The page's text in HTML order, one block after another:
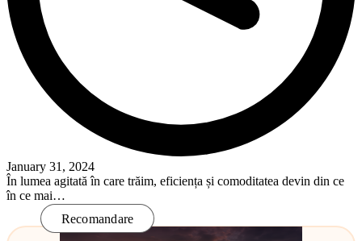
January 31, 2024
În lumea agitată în care trăim, eficiența și comoditatea devin din ce
în ce mai…
Read More
Recomandare